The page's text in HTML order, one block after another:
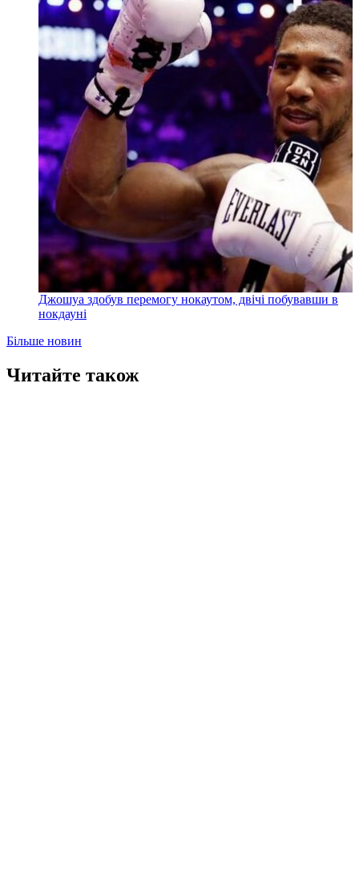
Джошуа здобув перемогу нокаутом, двічі побувавши в
нокдауні
Більше новин
Читайте також